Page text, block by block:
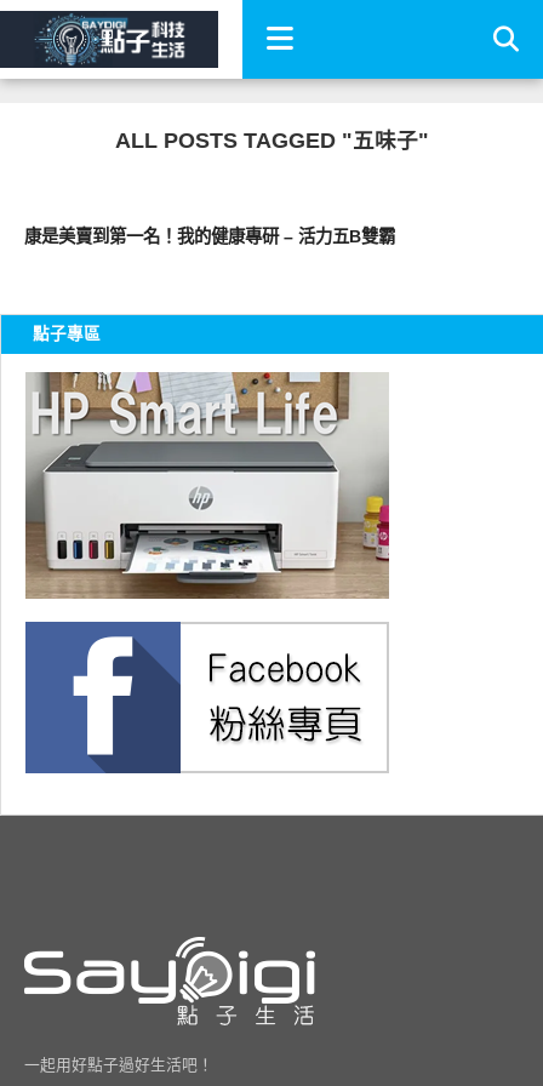
ALL POSTS TAGGED "五味子"
康是美賣到第一名！我的健康專研 – 活力五B雙霸
點子專區
一起用好點子過好生活吧！